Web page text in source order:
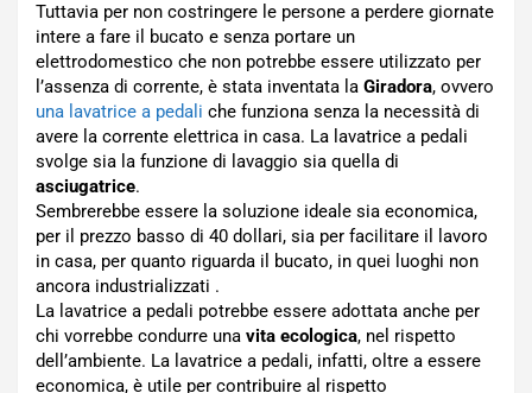
Tuttavia per non costringere le persone a perdere giornate
intere a fare il bucato e senza portare un
elettrodomestico che non potrebbe essere utilizzato per
l’assenza di corrente, è stata inventata la Giradora, ovvero
una lavatrice a pedali che funziona senza la necessità di
avere la corrente elettrica in casa. La lavatrice a pedali
svolge sia la funzione di lavaggio sia quella di
asciugatrice.
Sembrerebbe essere la soluzione ideale sia economica,
per il prezzo basso di 40 dollari, sia per facilitare il lavoro
in casa, per quanto riguarda il bucato, in quei luoghi non
ancora industrializzati .
La lavatrice a pedali potrebbe essere adottata anche per
chi vorrebbe condurre una vita ecologica, nel rispetto
dell’ambiente. La lavatrice a pedali, infatti, oltre a essere
economica, è utile per contribuire al rispetto